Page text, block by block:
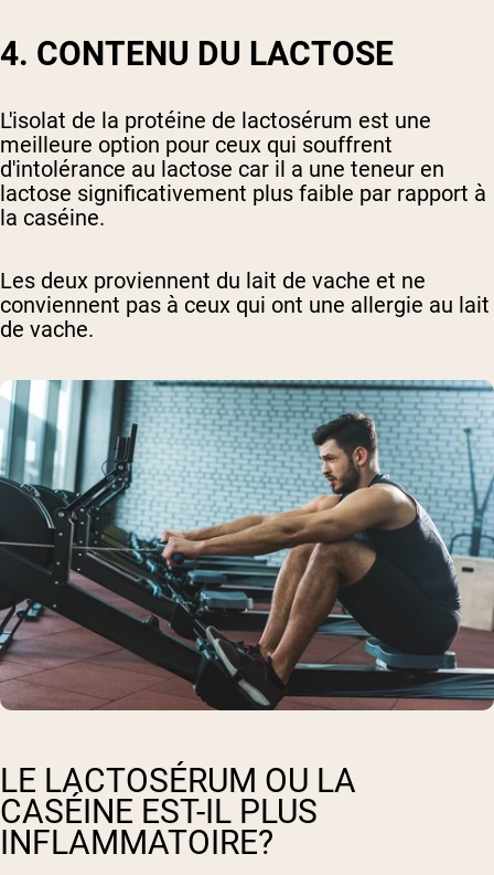
4. CONTENU DU LACTOSE
L'isolat de la protéine de lactosérum est une
meilleure option pour ceux qui souffrent
d'intolérance au lactose car il a une teneur en
lactose significativement plus faible par rapport à
la caséine.
Les deux proviennent du lait de vache et ne
conviennent pas à ceux qui ont une allergie au lait
de vache.
LE LACTOSÉRUM OU LA
CASÉINE EST-IL PLUS
INFLAMMATOIRE?